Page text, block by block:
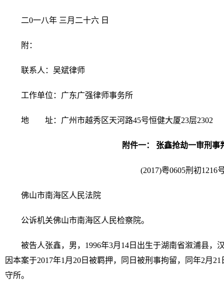
二0一八年 三月二十六 日
附：
联系人：吴斌律师
工作单位：广东广强律师事务所
地 址：广州市越秀区天河路45号恒健大厦23层2302
附件一： 张鑫抢劫一审刑事
(2017)粤0605刑初1216
佛山市南海区人民法院
公诉机关佛山市南海区人民检察院。
被告人张鑫，男，1996年3月14日出生于湖南省溆浦县，
因本案于2017年1月20日被羁押，同日被刑事拘留，同年2月
守所。